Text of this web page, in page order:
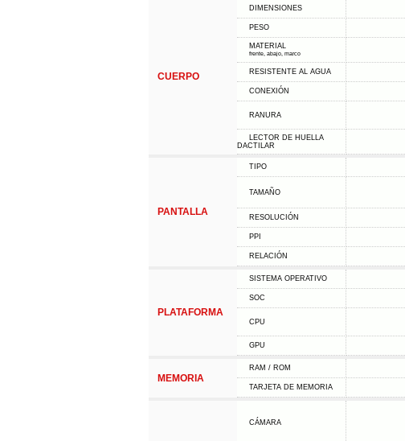
CUERPO
DIMENSIONES
PESO
MATERIAL
frente, abajo, marco
RESISTENTE AL AGUA
CONEXIÓN
RANURA
LECTOR DE HUELLA
DACTILAR
PANTALLA
TIPO
TAMAÑO
RESOLUCIÓN
PPI
RELACIÓN
PLATAFORMA
SISTEMA OPERATIVO
SOC
CPU
GPU
MEMORIA
RAM / ROM
TARJETA DE MEMORIA
CÁMARA